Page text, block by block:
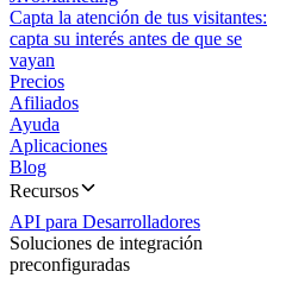
Capta la atención de tus visitantes:
capta su interés antes de que se
vayan
Precios
Afiliados
Ayuda
Aplicaciones
Blog
Recursos
API para Desarrolladores
Soluciones de integración
preconfiguradas